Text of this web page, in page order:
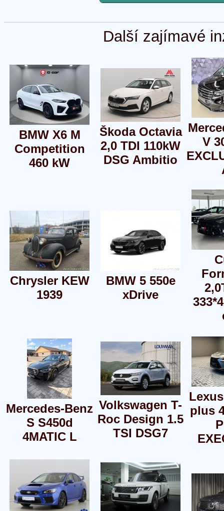
Další zajímavé
BMW X6 M
Competition
460 kW
Škoda Octavia
2,0 TDI 110kW
DSG Ambitio
V
Chrysler KEW
1939
BMW 5 550e
xDrive
Mercedes-Benz
S S450d
4MATIC L
Volkswagen T-
Roc Design 1.5
TSI DSG7
plus